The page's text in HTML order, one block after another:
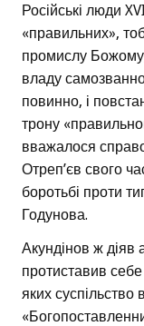
Російські люди
«правильних»,
промислу
владу
повинно, і
трону
вважалося
Отреп’єв свого
боротьбі проти
Годунова.
Акундінов ж діяв
протиставив
яких